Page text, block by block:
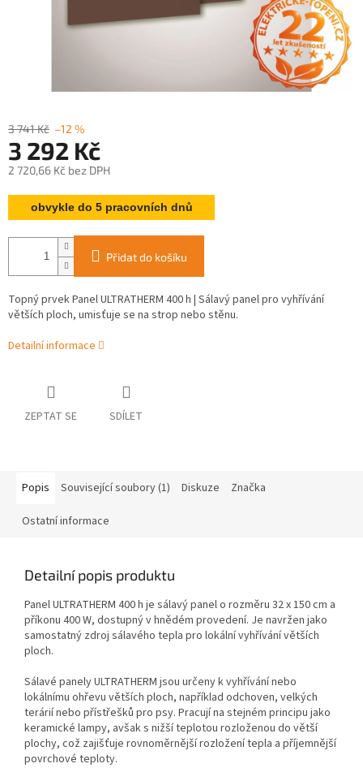
3 741 Kč –12 %
3 292 Kč
2 720,66 Kč bez DPH
Měrná
cena:obvykle do 5 pracovních dnů
Přidat do košíku
Topný prvek Panel ULTRATHERM 400 h | Sálavý panel pro vyhřívání
větších ploch, umisťuje se na strop nebo stěnu.
Detailní informace
ZEPTAT SE SDÍLET
Popis Související soubory (1) Diskuze Značka
Ostatní informace
Detailní popis produktu
Panel ULTRATHERM 400 h je sálavý panel o rozměru 32 x 150 cm a
příkonu 400 W, dostupný v hnědém provedení. Je navržen jako
samostatný zdroj sálavého tepla pro lokální vyhřívání větších
ploch.
Sálavé panely ULTRATHERM jsou určeny k vyhřívání nebo
lokálnímu ohřevu větších ploch, například odchoven, velkých
terárií nebo přístřešků pro psy. Pracují na stejném principu jako
keramické lampy, avšak s nižší teplotou rozloženou do větší
plochy, což zajišťuje rovnoměrnější rozložení tepla a příjemnější
povrchové teploty.